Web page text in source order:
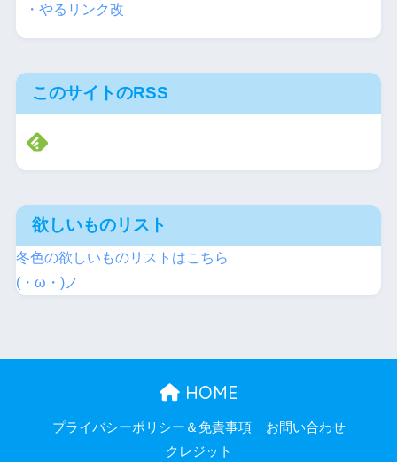
・やるリンク改
このサイトのRSS
欲しいものリスト
冬色の欲しいものリストはこちら
(・ω・)ノ
HOME
プライバシーポリシー＆免責事項
お問い合わせ
クレジット